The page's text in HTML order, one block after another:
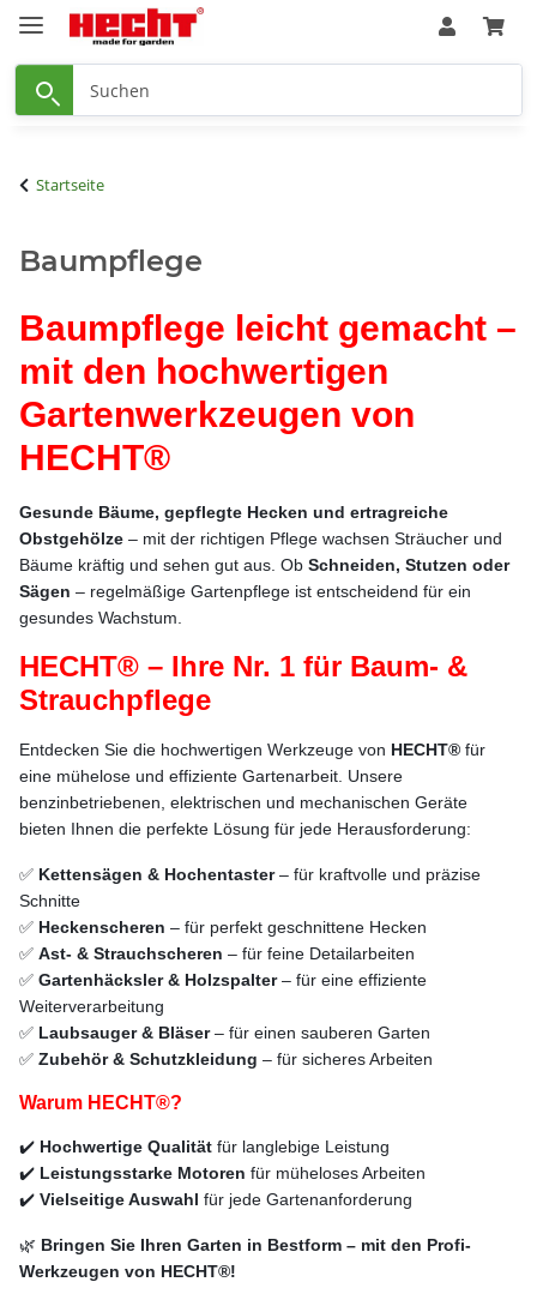
Startseite
Baumpflege
Baumpflege leicht gemacht –
mit den hochwertigen
Gartenwerkzeugen von
HECHT®
Gesunde Bäume, gepflegte Hecken und ertragreiche
Obstgehölze – mit der richtigen Pflege wachsen Sträucher und
Bäume kräftig und sehen gut aus. Ob Schneiden, Stutzen oder
Sägen – regelmäßige Gartenpflege ist entscheidend für ein
gesundes Wachstum.
HECHT® – Ihre Nr. 1 für Baum- &
Strauchpflege
Entdecken Sie die hochwertigen Werkzeuge von HECHT® für
eine mühelose und effiziente Gartenarbeit. Unsere
benzinbetriebenen, elektrischen und mechanischen Geräte
bieten Ihnen die perfekte Lösung für jede Herausforderung:
✅ Kettensägen & Hochentaster– für kraftvolle und präzise
Schnitte
✅ Heckenscheren – für perfekt geschnittene Hecken
✅ Ast- & Strauchscheren – für feine Detailarbeiten
✅ Gartenhäcksler & Holzspalter– für eine effiziente
Weiterverarbeitung
✅ Laubsauger & Bläser– für einen sauberen Garten
✅ Zubehör & Schutzkleidung – für sicheres Arbeiten
Warum HECHT®?
✔️ Hochwertige Qualität für langlebige Leistung
✔️ Leistungsstarke Motoren für müheloses Arbeiten
✔️ Vielseitige Auswahl für jede Gartenanforderung
🌿 Bringen Sie Ihren Garten in Bestform – mit den Profi-
Werkzeugen von HECHT®!